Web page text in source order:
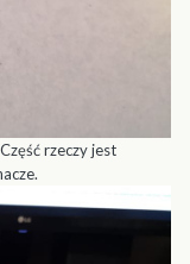
rzeczy jest